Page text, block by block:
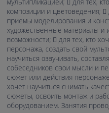
мультипликацией;  для тех,
композиции и цветоведения; 
приемы моделирования и
художественные материалы и
возможности;  для тех, кто
персонажа, создать свой
научиться озвучивать,
собеседников свои мысли и
сюжет или действия
хочет научиться снимать
сюжеты, освоить монтаж и
оборудованием. Занятия